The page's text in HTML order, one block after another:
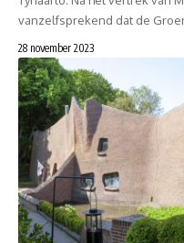
vanzelfsprekend dat de
28 november 2023